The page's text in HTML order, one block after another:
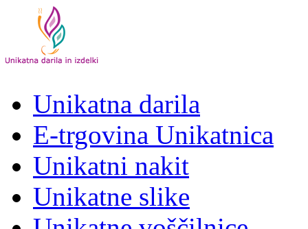
Unikatna darila
E-trgovina Unikatnica
Unikatni nakit
Unikatne slike